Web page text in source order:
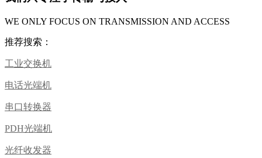
WE ONLY FOCUS ON TRANSMISSION AND ACCESS
推荐搜索：
工业交换机
电话光端机
串口转换器
PDH光端机
光纤收发器